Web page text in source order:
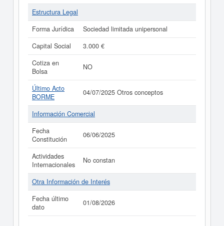
Estructura Legal
Forma Jurídica
Sociedad limitada unipersonal
Capital Social
3.000 €
Cotiza en
Bolsa
NO
Último Acto
BORME
04/07/2025 Otros conceptos
Información Comercial
Fecha
Constitución
06/06/2025
Actividades
Internacionales
No constan
Otra Información de Interés
Fecha último
dato
01/08/2026